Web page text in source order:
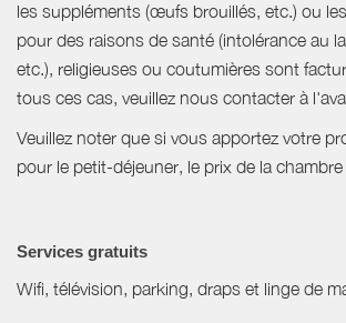
les suppléments (œufs brouillés, etc.) ou
pour des raisons de santé (intolérance au
etc.), religieuses ou coutumières sont
tous ces cas, veuillez nous contacter à
Veuillez noter que si vous apportez votre
pour le petit-déjeuner, le prix de la
Services gratuits
Wifi, télévision, parking, draps et linge de